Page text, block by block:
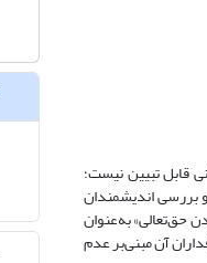
قابل تبیین نیست؛
و بررسی اندیشمندان
حق‌تعالی» به‌عنوان
آن مبنی‌بر عدم